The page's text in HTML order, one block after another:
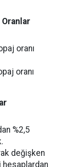
Oranlar
oranı
oranı
%2,5
değişken
hesaplardan